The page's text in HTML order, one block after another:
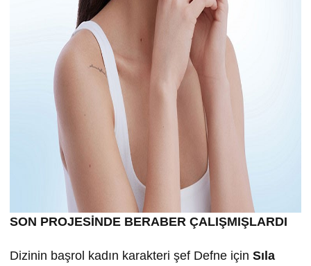
SON PROJESİNDE BERABER ÇALIŞMIŞLARDI
Dizinin başrol kadın karakteri şef Defne için Sıla